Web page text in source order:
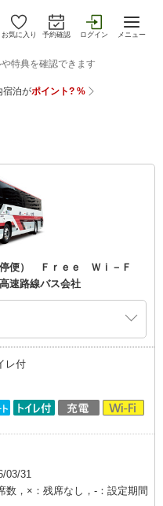
お気に入り 予約確認 ログイン メニュー
便） Ｆｒｅｅ Ｗｉ－Ｆ
速路線バス会社
レ付
03/31
数，×：残席なし，-：設定期間